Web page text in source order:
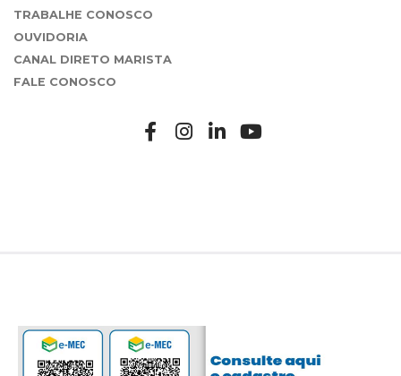
TRABALHE CONOSCO
OUVIDORIA
CANAL DIRETO MARISTA
FALE CONOSCO